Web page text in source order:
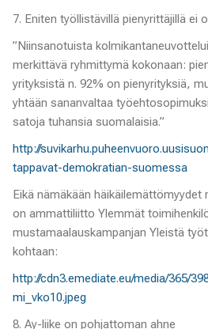
7. Eniten työllistävillä pienyrittäjillä ei
”Niinsanotuista
merkittävä ryhmittymä kokonaan:
yrityksistä n. 92% on pienyrityksiä,
yhtään sananvaltaa
satoja tuhansia suomalaisia.”
http://
tappavat-demokratian-suomessa
Eikä nämäkään häikäilemättömyydet
on ammattiliitto Ylemmät
mustamaalauskampanjan Yleistä
kohtaan:
http://cdn3.emediate.eu/media/365/
mi_vko10.jpeg
8. Ay-liike on pohjattoman ahne